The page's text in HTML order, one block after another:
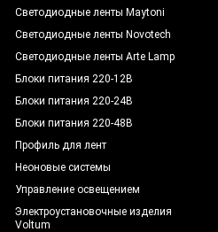
Светодиодные ленты Maytoni
Светодиодные ленты Novotech
Светодиодные ленты Arte Lamp
Блоки питания 220-12В
Блоки питания 220-24В
Блоки питания 220-48В
Профиль для лент
Неоновые системы
Управление освещением
Электроустановочные изделия
Voltum